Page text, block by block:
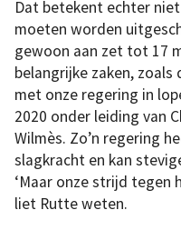
Dat betekent echter
moeten worden
gewoon aan zet tot 17
belangrijke zaken, zoals
met onze regering in
2020 onder leiding van
Wilmès. Zo’n regering
slagkracht en kan
‘Maar onze strijd tegen
liet Rutte weten.